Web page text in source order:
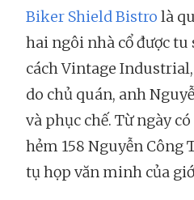
Biker Shield Bistro là
hai ngôi nhà cổ được
cách Vintage
do chủ quán, anh
và phục chế. Từ ngày
hẻm 158 Nguyễn Công
tụ họp văn minh của